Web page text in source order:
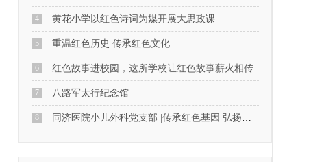
4 黄花小学以红色诗词为媒开展大思政课
5 重温红色历史 传承红色文化
6 红色故事进校园，这所学校让红色故事薪火相传
7 八路军太行纪念馆
8 同济医院小儿外科党支部 |传承红色基因 弘扬爱国精神